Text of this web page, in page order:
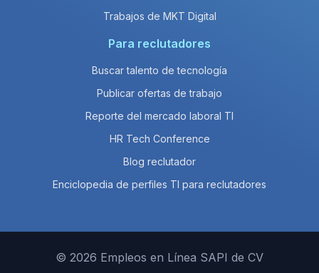
Trabajos de MKT Digital
Para reclutadores
Buscar talento de tecnología
Publicar ofertas de trabajo
Reporte del mercado laboral TI
HR Tech Conference
Blog reclutador
Enciclopedia de perfiles TI para reclutadores
© 2026 Empleos en Línea SAPI de CV